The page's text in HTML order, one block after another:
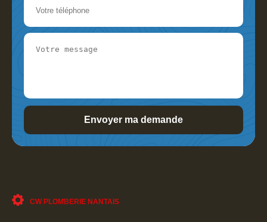
CW PLOMBERIE NANTAIS